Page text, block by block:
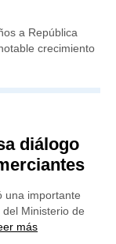
a República
crecimiento
diálogo
una importante
Ministerio de
más